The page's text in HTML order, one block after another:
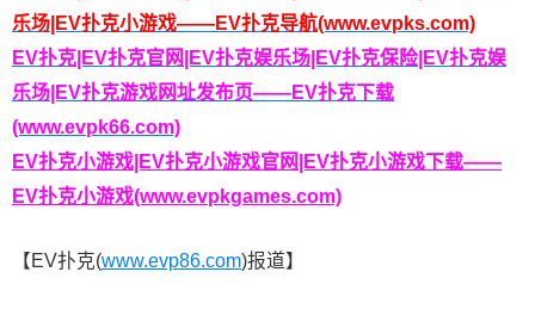
乐场|EV扑克小游戏——EV扑克导航(www.evpks.com)
EV扑克|EV扑克官网|EV扑克娱乐场|EV扑克保险|EV扑克娱
乐场|EV扑克游戏网址发布页——EV扑克下载
(www.evpk66.com)
EV扑克小游戏|EV扑克小游戏官网|EV扑克小游戏下载——
EV扑克小游戏(www.evpkgames.com)
【EV扑克(www.evp86.com)报道】